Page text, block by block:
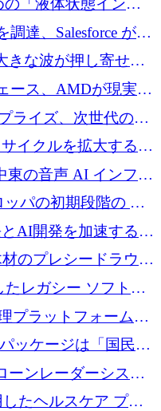
「液体状態インテ
めに3,600万ドルを
現
達、Salesforce が
Europe キャンペー
きな波が押し寄せて
ティブ銀行」のボ
ース、AMDが現実世
リケーションを探索
ータセンターを立ち
ライズ、次世代のデ
ロンドンの出発点
イクルを拡大するた
ユーロを調達
東の音声 AI インフラ
めに 300 万ドルを
ッパの初期段階の AI
300 万ユーロのフ
AI開発を加速するた
のプレシードラウン
たレガシー ソフトウ
万ドルを調達
プラットフォームを
C で 3,000 万ポンド
ッケージは「国民の
言
ーンレーダーシステ
に150万ユーロを調
たヘルスケア プラ